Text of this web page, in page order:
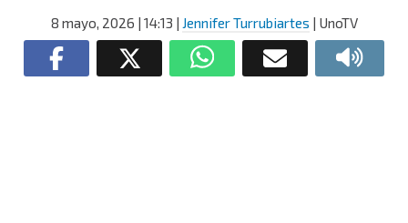
8 mayo, 2026 | 14:13 | Jennifer Turrubiartes | UnoTV